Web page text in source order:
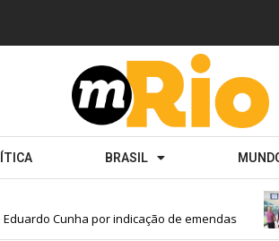
BRASIL
Cunha por indicação de emendas